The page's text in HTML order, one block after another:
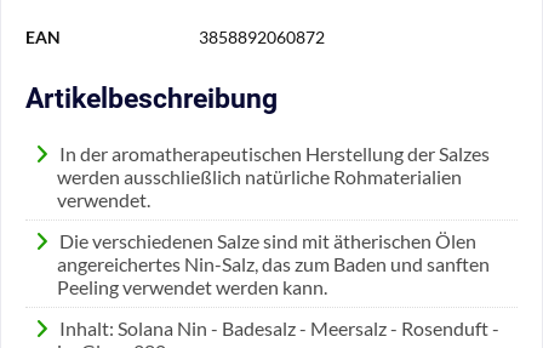
EAN 3858892060872
Artikelbeschreibung
In der aromatherapeutischen Herstellung der Salzes
werden ausschließlich natürliche Rohmaterialien
verwendet.
Die verschiedenen Salze sind mit ätherischen Ölen
angereichertes Nin-Salz, das zum Baden und sanften
Peeling verwendet werden kann.
Inhalt: Solana Nin - Badesalz - Meersalz - Rosenduft -